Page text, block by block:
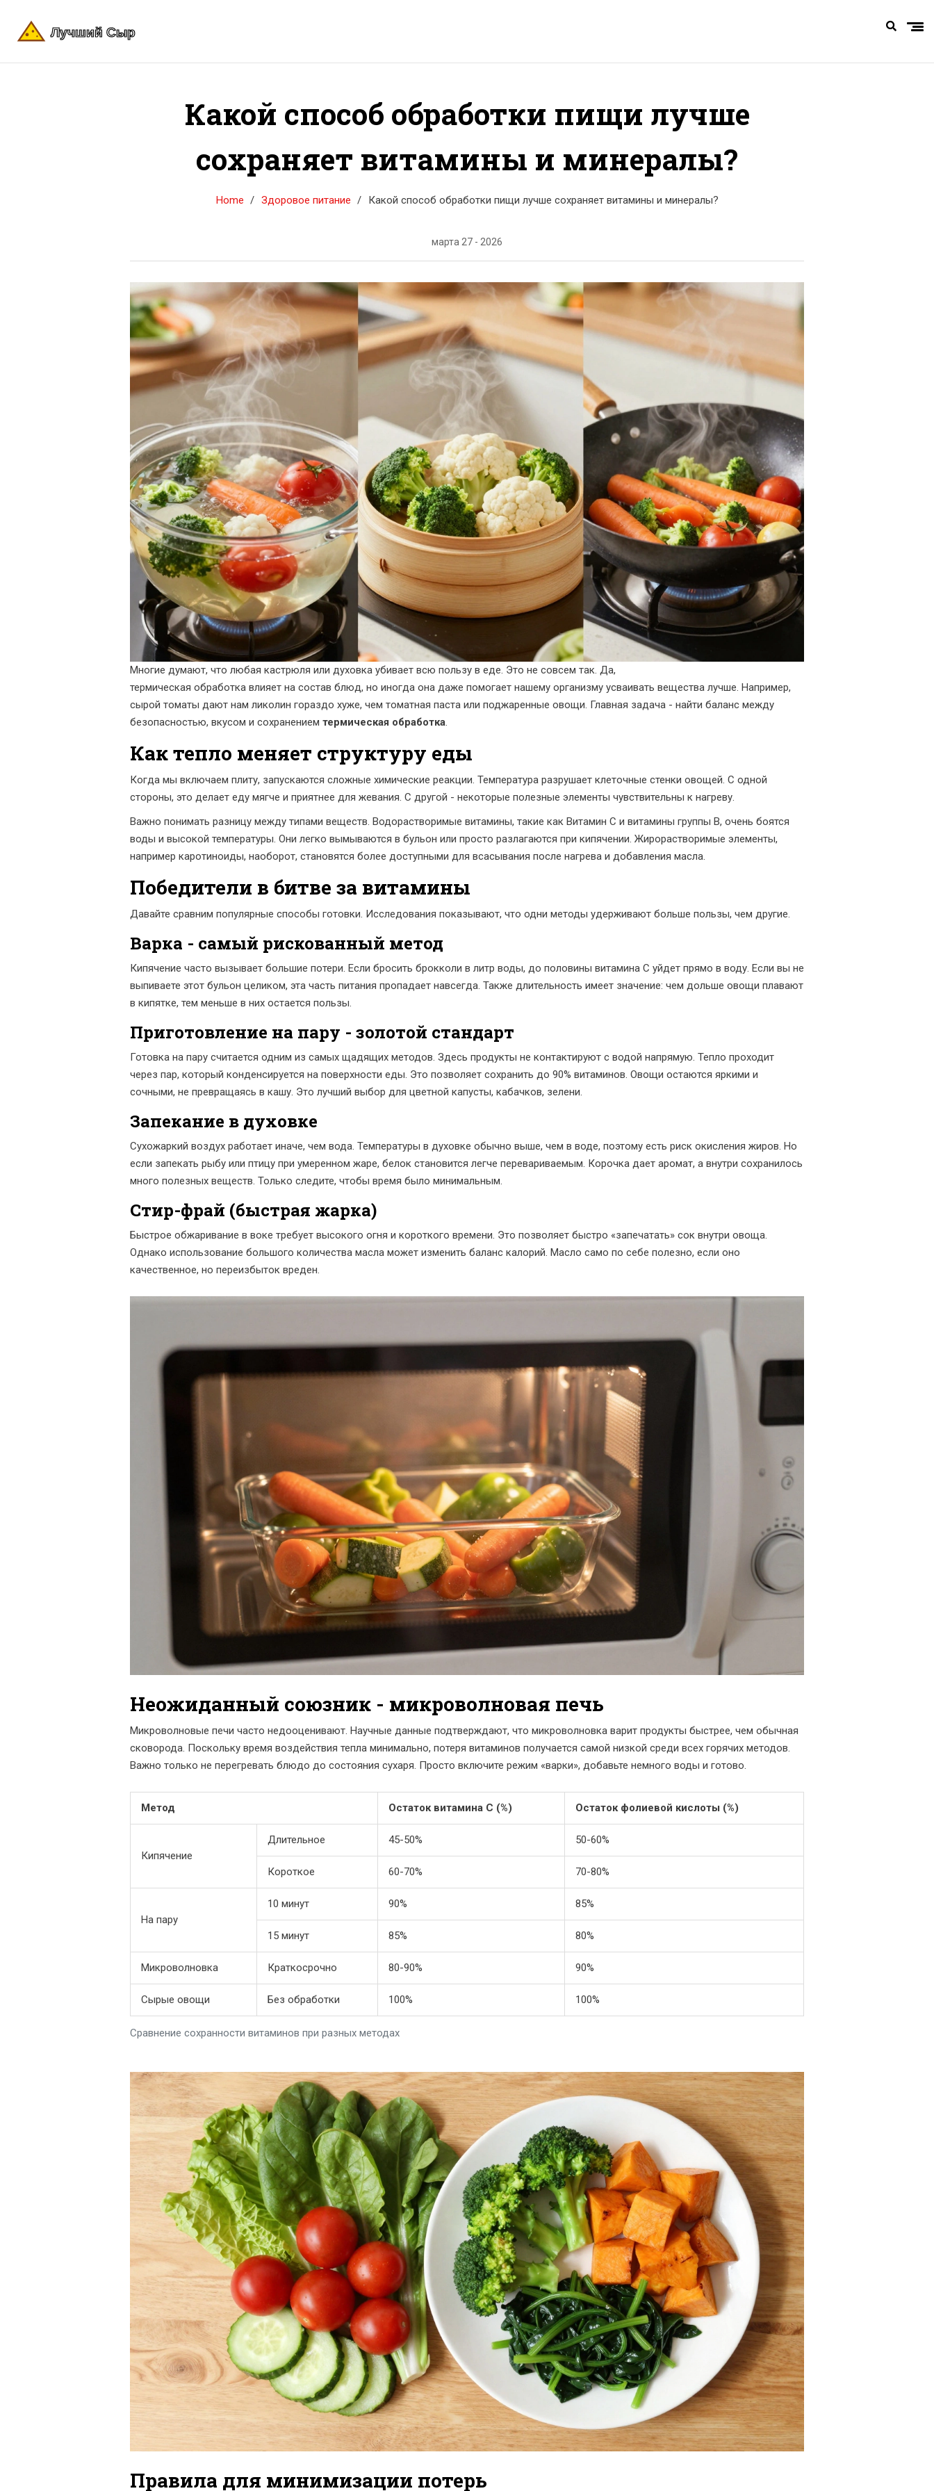
Какой способ обработки пищи лучше
сохраняет витамины и минералы?
Home Здоровое питание Какой способ обработки пищи лучше сохраняет витамины и минералы?
марта 27 - 2026
Многие думают, что любая кастрюля или духовка убивает всю пользу в еде. Это не совсем так. Да,
термическая обработка влияет на состав блюд, но иногда она даже помогает нашему организму усваивать вещества лучше. Например,
сырой томаты дают нам ликолин гораздо хуже, чем томатная паста или поджаренные овощи. Главная задача - найти баланс между
безопасностью, вкусом и сохранением термическая обработка.
Как тепло меняет структуру еды
Когда мы включаем плиту, запускаются сложные химические реакции. Температура разрушает клеточные стенки овощей. С одной
стороны, это делает еду мягче и приятнее для жевания. С другой - некоторые полезные элементы чувствительны к нагреву.
Важно понимать разницу между типами веществ. Водорастворимые витамины, такие как Витамин C и витамины группы B, очень боятся
воды и высокой температуры. Они легко вымываются в бульон или просто разлагаются при кипячении. Жирорастворимые элементы,
например каротиноиды, наоборот, становятся более доступными для всасывания после нагрева и добавления масла.
Победители в битве за витамины
Давайте сравним популярные способы готовки. Исследования показывают, что одни методы удерживают больше пользы, чем другие.
Варка - самый рискованный метод
Кипячение часто вызывает большие потери. Если бросить брокколи в литр воды, до половины витамина C уйдет прямо в воду. Если вы не
выпиваете этот бульон целиком, эта часть питания пропадает навсегда. Также длительность имеет значение: чем дольше овощи плавают
в кипятке, тем меньше в них остается пользы.
Приготовление на пару - золотой стандарт
Готовка на пару считается одним из самых щадящих методов. Здесь продукты не контактируют с водой напрямую. Тепло проходит
через пар, который конденсируется на поверхности еды. Это позволяет сохранить до 90% витаминов. Овощи остаются яркими и
сочными, не превращаясь в кашу. Это лучший выбор для цветной капусты, кабачков, зелени.
Запекание в духовке
Сухожаркий воздух работает иначе, чем вода. Температуры в духовке обычно выше, чем в воде, поэтому есть риск окисления жиров. Но
если запекать рыбу или птицу при умеренном жаре, белок становится легче перевариваемым. Корочка дает аромат, а внутри сохранилось
много полезных веществ. Только следите, чтобы время было минимальным.
Стир-фрай (быстрая жарка)
Быстрое обжаривание в воке требует высокого огня и короткого времени. Это позволяет быстро «запечатать» сок внутри овоща.
Однако использование большого количества масла может изменить баланс калорий. Масло само по себе полезно, если оно
качественное, но переизбыток вреден.
Неожиданный союзник - микроволновая печь
Микроволновые печи часто недооценивают. Научные данные подтверждают, что микроволновка варит продукты быстрее, чем обычная
сковорода. Поскольку время воздействия тепла минимально, потеря витаминов получается самой низкой среди всех горячих методов.
Важно только не перегревать блюдо до состояния сухаря. Просто включите режим «варки», добавьте немного воды и готово.
Сравнение сохранности витаминов при разных методах
Метод Остаток витамина C (%) Остаток фолиевой кислоты (%)
Кипячение
Длительное 45-50% 50-60%
Короткое 60-70% 70-80%
На пару
10 минут 90% 85%
15 минут 85% 80%
Микроволновка Краткосрочно 80-90% 90%
Сырые овощи Без обработки 100% 100%
Правила для минимизации потерь